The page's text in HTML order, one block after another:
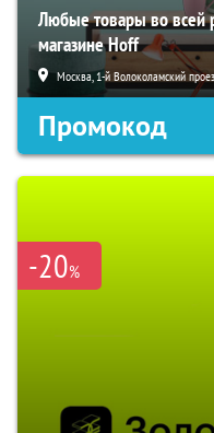
Любые товары во всей
магазине Hoff
Москва, 1-й Волоколамский
Промокод
-20%